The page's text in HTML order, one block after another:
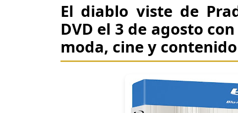
El diablo viste de
DVD el 3 de agosto
moda, cine y